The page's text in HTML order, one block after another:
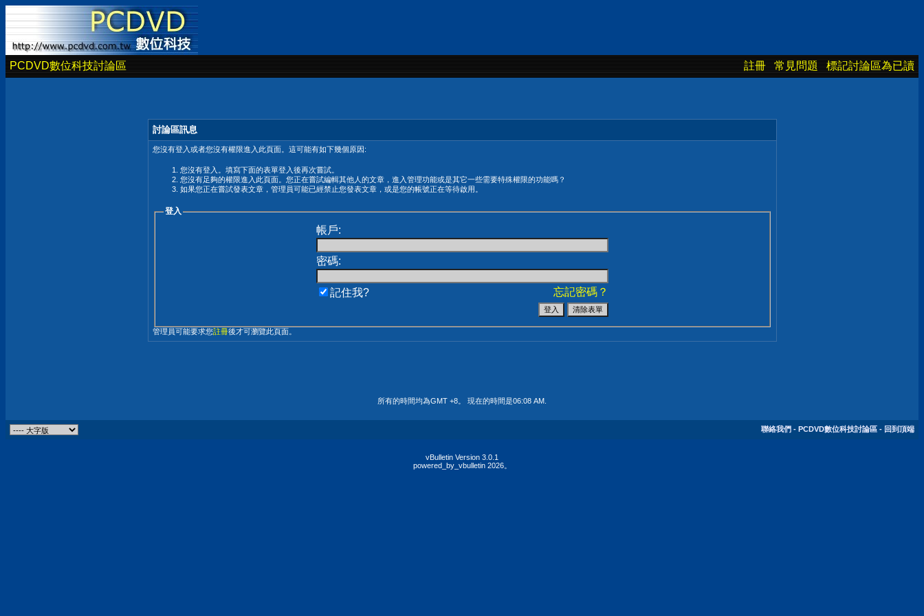
PCDVD數位科技討論區 註冊 常見問題 標記討論區為已讀
討論區訊息
您沒有登入或者您沒有權限進入此頁面。這可能有如下幾個原因:
您沒有登入。填寫下面的表單登入後再次嘗試。
您沒有足夠的權限進入此頁面。您正在嘗試編輯其他人的文章，進入管理功能或是其它一些需要特殊權限的功能嗎？
如果您正在嘗試發表文章，管理員可能已經禁止您發表文章，或是您的帳號正在等待啟用。
登入
帳戶:
密碼:
忘記密碼？
記住我?
管理員可能要求您註冊後才可瀏覽此頁面。
所有的時間均為GMT +8。 現在的時間是06:08 AM
聯絡我們 - PCDVD數位科技討論區 - 回到頂端
vBulletin Version 3.0.1
powered_by_vbulletin 2026。